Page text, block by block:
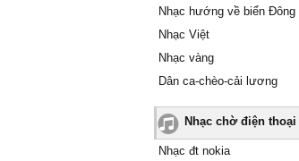
Nhạc hướng về biển Đông
Nhạc Việt
Nhạc vàng
Dân ca-chèo-cải lương
Nhạc chờ điện thoại
Nhạc đt nokia